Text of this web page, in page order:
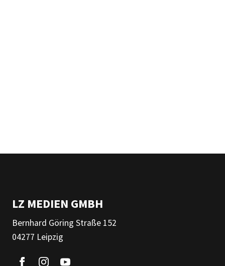
LZ MEDIEN GMBH
Bernhard Göring Straße 152
04277 Leipzig